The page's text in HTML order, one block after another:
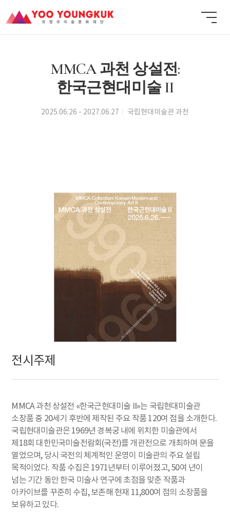
MMCA 과천 상설전:
한국근현대미술 II
2025.06.26 - 2027.06.27 국립현대미술관 과천
전시주제
MMCA 과천 상설전 «한국근현대미술 II»는 국립현대미술관
소장품 중 20세기 후반에 제작된 주요 작품 120여 점을 소개한다.
국립현대미술관은 1969년 경복궁 내에 위치한 미술관에서
제18회 대한민국미술전람회(국전)를 개관전으로 개최하며 문을
열었으며, 당시 국전의 체계적인 운영이 미술관의 주요 설립
목적이었다. 작품 수집은 1971년부터 이루어졌고, 50여 년이
넘는 기간 동안 한국 미술사 연구에 초점을 맞춘 작품과
아카이브를 꾸준히 수집, 보존해 현재 11,800여 점의 소장품을
보유하고 있다.